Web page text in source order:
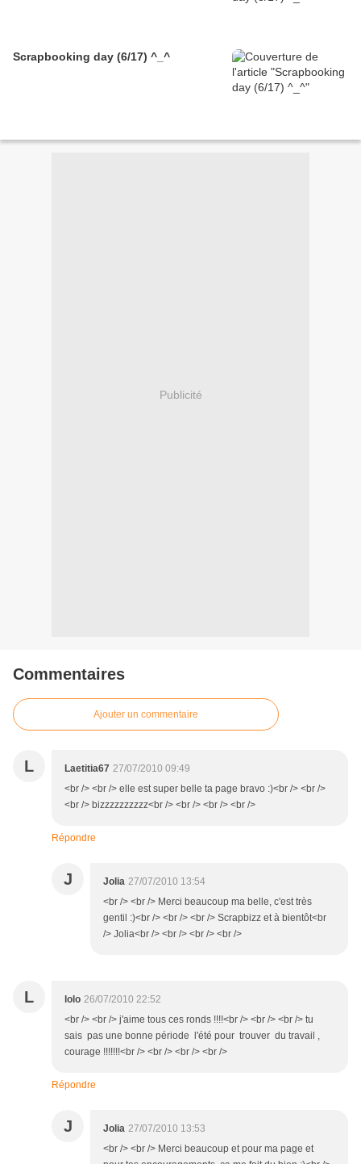
Scrapbooking day (6/17) ^_^
Publicité
Commentaires
Ajouter un commentaire
L Laetitia67 27/07/2010 09:49
<br /> <br /> elle est super belle ta page bravo :)<br /> <br />
<br /> bizzzzzzzzzz<br /> <br /> <br /> <br />
Répondre
J Jolia 27/07/2010 13:54
<br /> <br /> Merci beaucoup ma belle, c'est très
gentil :)<br /> <br /> <br /> Scrapbizz et à bientôt<br
/> Jolia<br /> <br /> <br /> <br />
L lolo 26/07/2010 22:52
<br /> <br /> j'aime tous ces ronds !!!!<br /> <br /> <br /> tu
sais pas une bonne période l'été pour trouver du travail ,
courage !!!!!!!<br /> <br /> <br /> <br />
Répondre
J Jolia 27/07/2010 13:53
<br /> <br /> Merci beaucoup et pour ma page et